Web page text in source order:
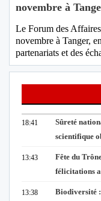
novembre à
Le Forum des
novembre à Tanger,
partenariats et des
18:41
Sûreté
scientifique
13:43
Fête du
félicitations
13:38
Biodiversité :